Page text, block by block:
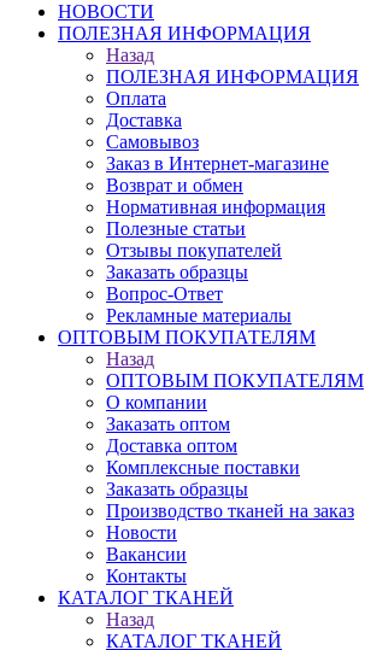
НОВОСТИ
ПОЛЕЗНАЯ ИНФОРМАЦИЯ
Назад
ПОЛЕЗНАЯ ИНФОРМАЦИЯ
Оплата
Доставка
Самовывоз
Заказ в Интернет-магазине
Возврат и обмен
Нормативная информация
Полезные статьи
Отзывы покупателей
Заказать образцы
Вопрос-Ответ
Рекламные материалы
ОПТОВЫМ ПОКУПАТЕЛЯМ
Назад
ОПТОВЫМ ПОКУПАТЕЛЯМ
О компании
Заказать оптом
Доставка оптом
Комплексные поставки
Заказать образцы
Производство тканей на заказ
Новости
Вакансии
Контакты
КАТАЛОГ ТКАНЕЙ
Назад
КАТАЛОГ ТКАНЕЙ